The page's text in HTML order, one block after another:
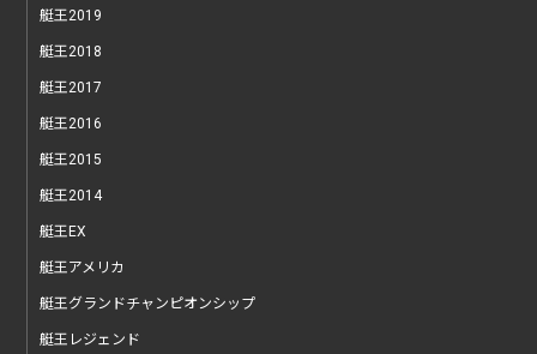
艇王2019
艇王2018
艇王2017
艇王2016
艇王2015
艇王2014
艇王EX
艇王アメリカ
艇王グランドチャンピオンシップ
艇王レジェンド